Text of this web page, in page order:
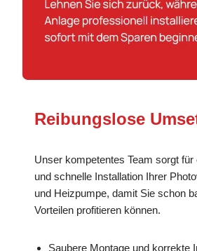
Reibungslose
Unser kompetentes Team sorgt
und schnelle Installation Ihrer
und Heizpumpe, damit Sie schon
Vorteilen profitieren können.
Saubere Montage und korrekte